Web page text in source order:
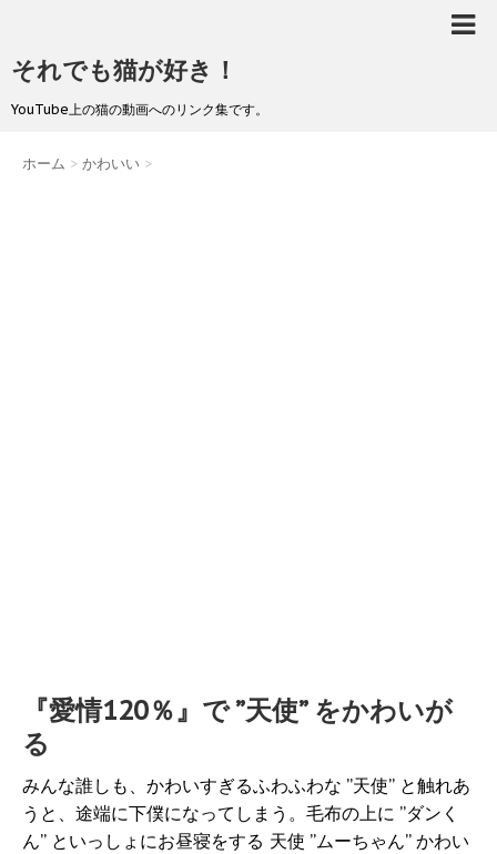
それでも猫が好き！
YouTube上の猫の動画へのリンク集です。
ホーム > かわいい >
『愛情120％』で ”天使” をかわいが
る
みんな誰しも、かわいすぎるふわふわな ”天使” と触れあ
うと、途端に下僕になってしまう。毛布の上に ”ダンく
ん” といっしょにお昼寝をする 天使 ”ムーちゃん” かわい